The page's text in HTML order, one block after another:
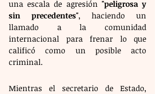
una escala de agresión "peligrosa y
sin precedentes", haciendo un
llamado a la comunidad
internacional para frenar lo que
calificó como un posible acto
criminal.